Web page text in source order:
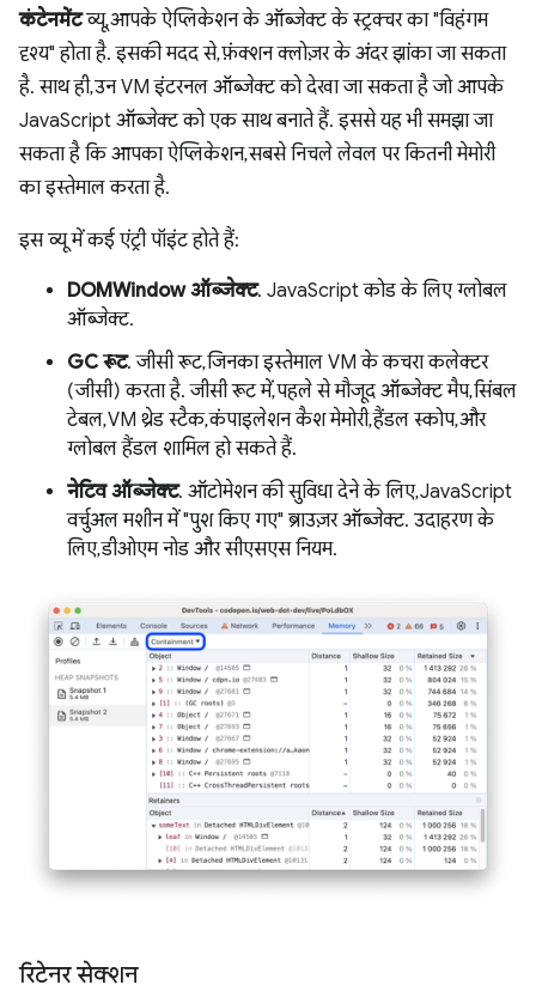
कंटेनमेंटव्यू, आपके ऐप्लिकेशन के ऑब्जेक्ट के स्ट्रक्चर का "विहंगम
दृश्य" होता है. इसकी मदद से, फ़ंक्शन क्लोज़र के अंदर झांका जा सकता
है. साथ ही, उन VM इंटरनल ऑब्जेक्ट को देखा जा सकता है जो आपके
JavaScript ऑब्जेक्ट को एक साथ बनाते हैं. इससे यह भी समझा जा
सकता है कि आपका ऐप्लिकेशन, सबसे निचले लेवल पर कितनी मेमोरी
का इस्तेमाल करता है.
इस व्यू में कई एंट्री पॉइंट होते हैं:
DOMWindow ऑब्जेक्ट. JavaScript कोड के लिए ग्लोबल
ऑब्जेक्ट.
GC रूट. जीसी रूट, जिनका इस्तेमाल VM के कचरा कलेक्टर
(जीसी) करता है. जीसी रूट में, पहले से मौजूद ऑब्जेक्ट मैप, सिंबल
टेबल, VM थ्रेड स्टैक, कंपाइलेशन कैश मेमोरी, हैंडल स्कोप, और
ग्लोबल हैंडल शामिल हो सकते हैं.
नेटिव ऑब्जेक्ट. ऑटोमेशन की सुविधा देने के लिए, JavaScript
वर्चुअल मशीन में "पुश किए गए" ब्राउज़र ऑब्जेक्ट. उदाहरण के
लिए, डीओएम नोड और सीएसएस नियम.
रिटेनर सेक्शन